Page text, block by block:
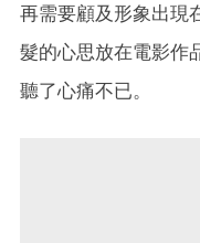
再需要顧及形象出現
髮的心思放在電影作
聽了心痛不已。